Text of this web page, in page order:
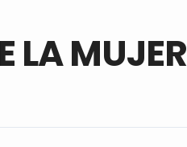
LA MUJER